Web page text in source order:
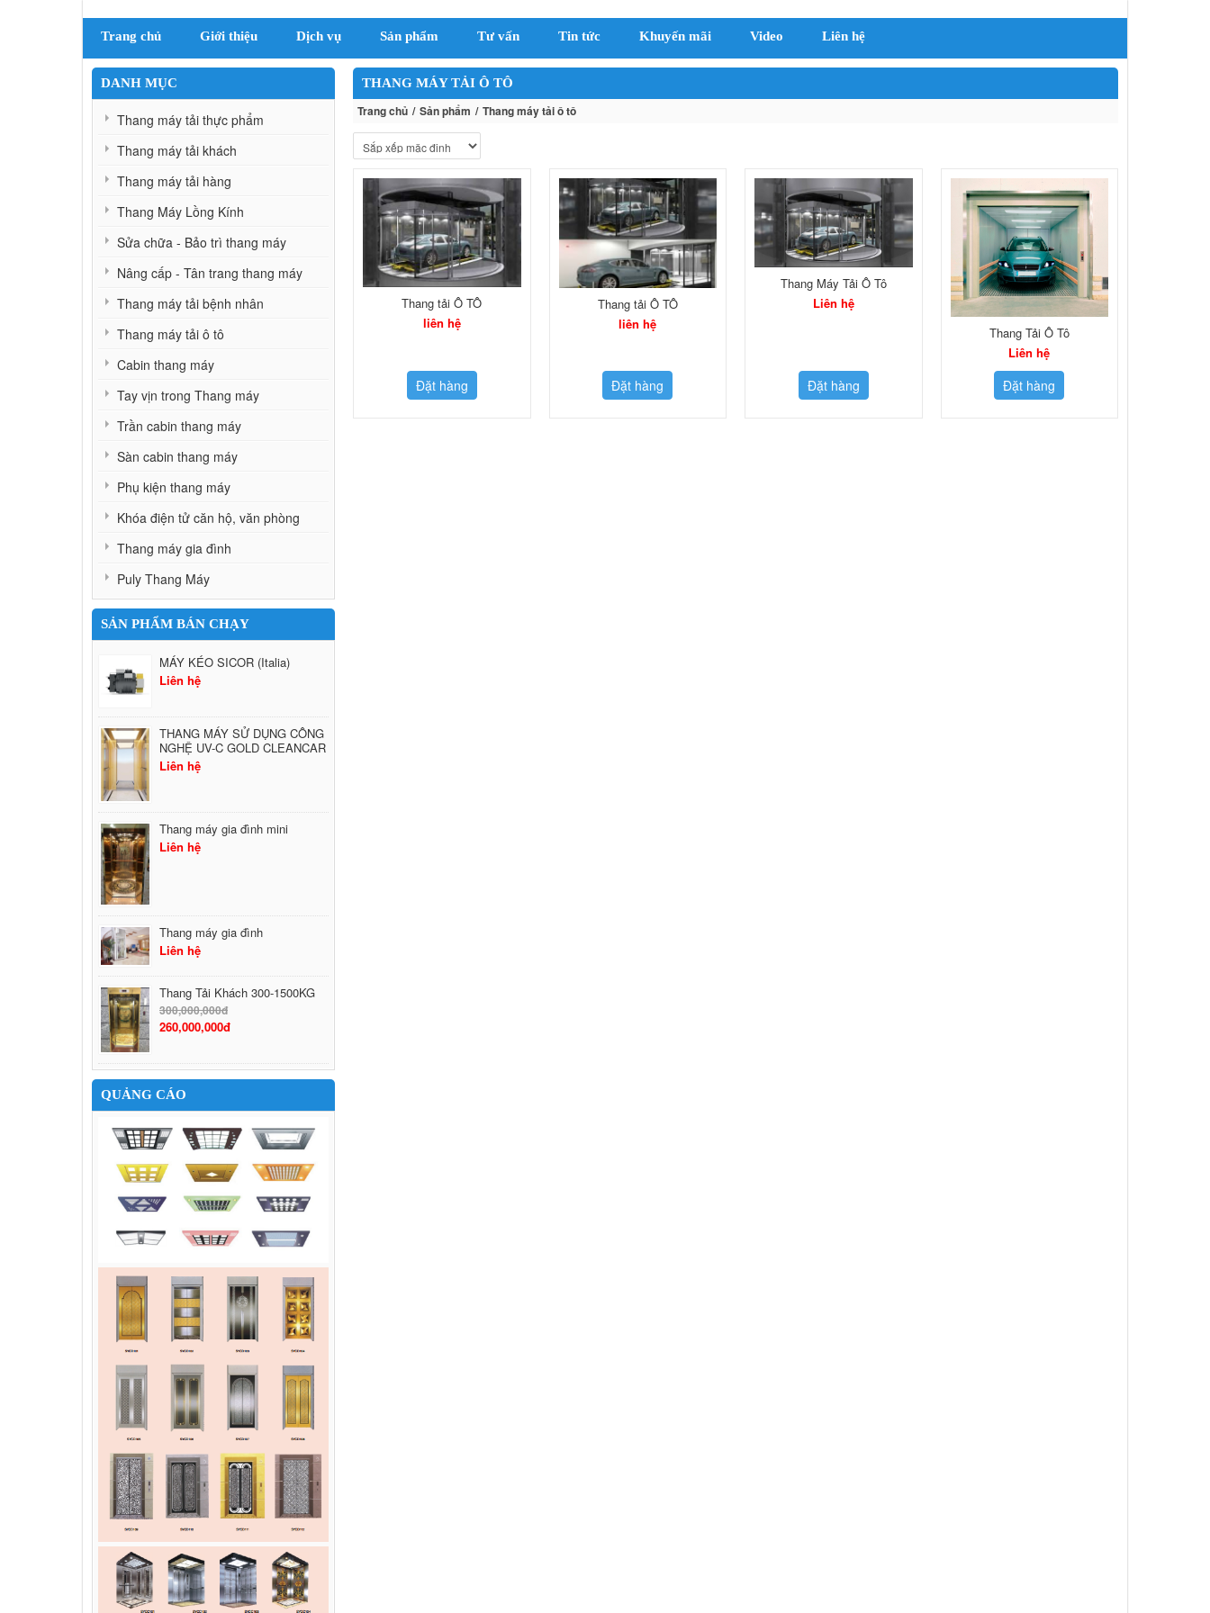
Trang chủ Giới thiệu Dịch vụ Sản phẩm Tư vấn Tin tức Khuyến mãi Video Liên hệ
THANG MÁY TẢI Ô TÔ
Trang chủ Sản phẩm Thang máy tải ô tô
Thang tải Ô TÔ
liên hệ
Đặt hàng
Thang tải Ô TÔ
liên hệ
Đặt hàng
Thang Máy Tải Ô Tô
Liên hệ
Đặt hàng
Thang Tải Ô Tô
Liên hệ
Đặt hàng
DANH MỤC
Thang máy tải thực phẩm
Thang máy tải khách
Thang máy tải hàng
Thang Máy Lồng Kính
Sửa chữa - Bảo trì thang máy
Nâng cấp - Tân trang thang máy
Thang máy tải bệnh nhân
Thang máy tải ô tô
Cabin thang máy
Tay vịn trong Thang máy
Trần cabin thang máy
Sàn cabin thang máy
Phụ kiện thang máy
Khóa điện tử căn hộ, văn phòng
Thang máy gia đình
Puly Thang Máy
SẢN PHẨM BÁN CHẠY
MÁY KÉO SICOR (Italia)
Liên hệ
THANG MÁY SỬ DỤNG CÔNG
NGHỆ UV-C GOLD CLEANCAR
Liên hệ
Thang máy gia đình mini
Liên hệ
Thang máy gia đình
Liên hệ
Thang Tải Khách 300-1500KG
300,000,000đ
260,000,000đ
QUẢNG CÁO